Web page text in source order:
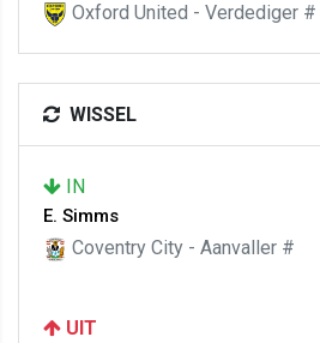
Oxford United - Verdediger #
WISSEL
IN
E. Simms
Coventry City - Aanvaller #
UIT